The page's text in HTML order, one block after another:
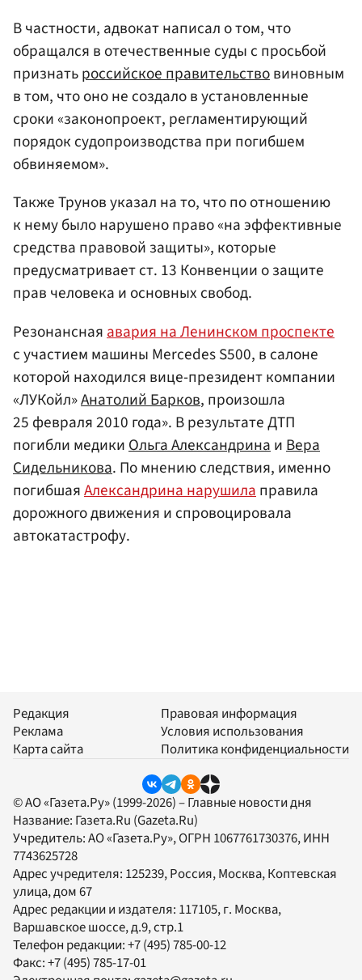
В частности, адвокат написал о том, что
обращался в отечественные суды с просьбой
признатьроссийское правительствовиновным
в том, что оно не создало в установленные
сроки «законопроект, регламентирующий
порядок судопроизводства при погибшем
обвиняемом».
Также Трунов указал на то, что по отношению
к нему было нарушено право «на эффективные
средства правовой защиты», которые
предусматривает ст. 13 Конвенции о защите
прав человека и основных свобод.
Резонансная авария на Ленинском проспекте
с участием машины Mercedes S500, в салоне
которой находился вице-президент компании
«ЛУКойл»Анатолий Барков, произошла
25 февраля 2010 года». В результате ДТП
погибли медики Ольга Александрина и Вера
Сидельникова. По мнению следствия, именно
погибшаяАлександрина нарушила правила
дорожного движения и спровоцировала
автокатастрофу.
Редакция
Реклама
Карта сайта
Правовая информация
Условия использования
Политика конфиденциальности
© АО «Газета.Ру» (1999-2026) – Главные новости дня
Название: Газета.Ru (Gazeta.Ru)
Учредитель:АО «Газета.Ру», ОГРН 1067761730376, ИНН
7743625728
Адрес учредителя: 125239, Россия, Москва, Коптевская
улица, дом 67
Адрес редакции и издателя: 117105, г. Москва,
Варшавское шоссе, д.9, стр.1
Телефон редакции:+7 (495) 785-00-12
Факс:+7 (495) 785-17-01